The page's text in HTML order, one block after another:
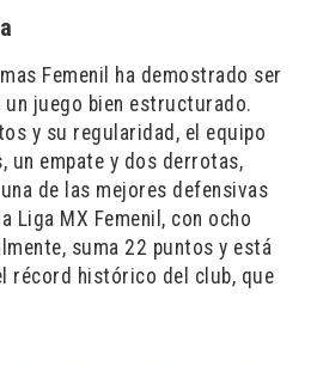
Femenil ha demostrado ser
juego bien estructurado.
y su regularidad, el equipo
un empate y dos derrotas,
de las mejores defensivas
Liga MX Femenil, con ocho
suma 22 puntos y está
récord histórico del club, que